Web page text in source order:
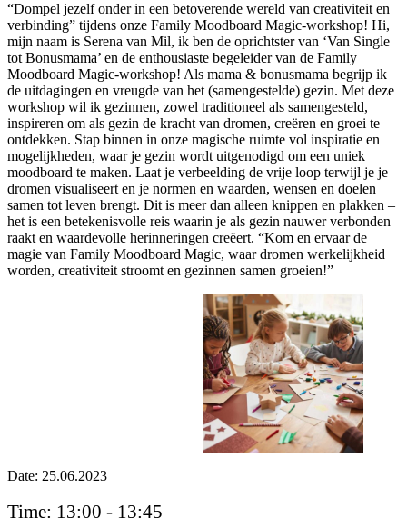
“Dompel jezelf onder in een betoverende wereld van creativiteit en
verbinding” tijdens onze Family Moodboard Magic-workshop! Hi,
mijn naam is Serena van Mil, ik ben de oprichtster van ‘Van Single
tot Bonusmama’ en de enthousiaste begeleider van de Family
Moodboard Magic-workshop! Als mama & bonusmama begrijp ik
de uitdagingen en vreugde van het (samengestelde) gezin. Met deze
workshop wil ik gezinnen, zowel traditioneel als samengesteld,
inspireren om als gezin de kracht van dromen, creëren en groei te
ontdekken. Stap binnen in onze magische ruimte vol inspiratie en
mogelijkheden, waar je gezin wordt uitgenodigd om een uniek
moodboard te maken. Laat je verbeelding de vrije loop terwijl je je
dromen visualiseert en je normen en waarden, wensen en doelen
samen tot leven brengt. Dit is meer dan alleen knippen en plakken –
het is een betekenisvolle reis waarin je als gezin nauwer verbonden
raakt en waardevolle herinneringen creëert. “Kom en ervaar de
magie van Family Moodboard Magic, waar dromen werkelijkheid
worden, creativiteit stroomt en gezinnen samen groeien!”
Date: 25.06.2023
Time: 13:00 - 13:45